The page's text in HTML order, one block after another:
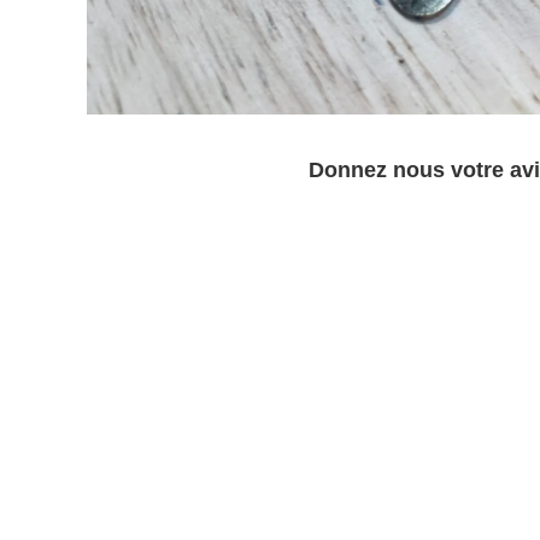
Donnez nous votre